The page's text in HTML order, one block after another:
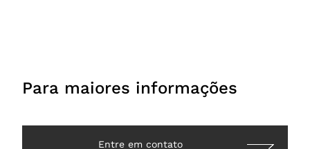
Para maiores informações
Entre em contato